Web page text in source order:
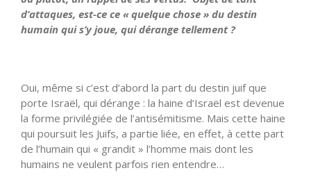
d’attaques, est-ce ce « quelque chose » du destin
humain qui s’y joue, qui dérange tellement ?
Oui, même si c’est d’abord la part du destin juif que
porte Israël, qui dérange : la haine d’Israël est devenue
la forme privilégiée de l’antisémitisme. Mais cette haine
qui poursuit les Juifs, a partie liée, en effet, à cette part
de l’humain qui « grandit » l’homme mais dont les
humains ne veulent parfois rien entendre…